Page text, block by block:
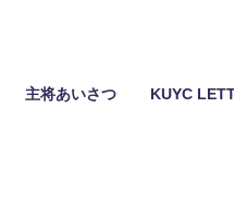
主将あいさつ KUYC